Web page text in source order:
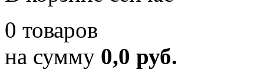
0 товаров
на сумму 0,0 руб.